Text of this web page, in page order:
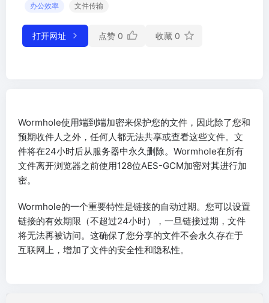
办公效率 文件传输
打开网址 点赞 0 收藏 0
Wormhole使用端到端加密来保护您的文件，因此除了您和
预期收件人之外，任何人都无法共享或查看这些文件。文
件将在24小时后从服务器中永久删除。Wormhole在所有
文件离开浏览器之前使用128位AES-GCM加密对其进行加
密。
Wormhole的一个重要特性是链接的自动过期。您可以设置
链接的有效期限（不超过24小时），一旦链接过期，文件
将无法再被访问。这确保了您分享的文件不会永久存在于
互联网上，增加了文件的安全性和隐私性。